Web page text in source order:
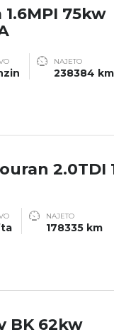
75kw
NAJETO
238384 km
2.0TDI
NAJETO
178335 km
BK 62kw